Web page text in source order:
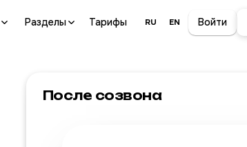
Разделы Тарифы RU EN Войти
После созвона